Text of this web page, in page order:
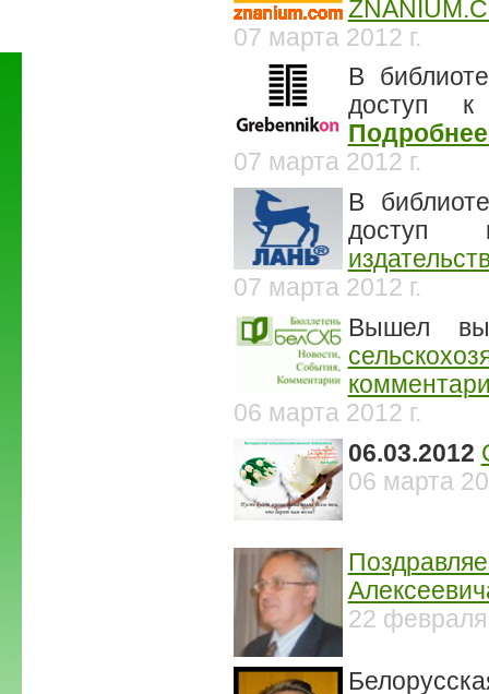
07 марта 2012 г.
В
доступ
07 марта 2012 г.
В
07 марта 2012 г.
Вышел
06 марта 2012 г.
06.03.2012
06 марта
22